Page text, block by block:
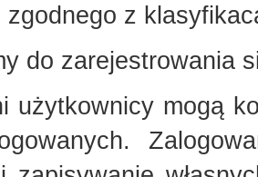
zgodnego z
do zarejestrowania
użytkownicy mogą